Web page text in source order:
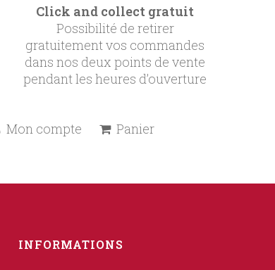
Click and collect gratuit
Possibilité de retirer
gratuitement vos commandes
dans nos deux points de vente
pendant les heures d’ouverture
Mon compte Panier
INFORMATIONS